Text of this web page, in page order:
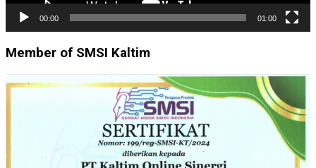
00:00 01:00
Member of SMSI Kaltim